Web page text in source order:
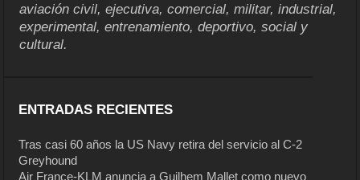
aviación civil, ejecutiva, comercial, militar, industrial,
experimental, entrenamiento, deportivo, social y
cultural.
ENTRADAS RECIENTES
Tras casi 60 años la US Navy retira del servicio al C-2
Greyhound
Air France-KLM anuncia a Guilhem Mallet como nuevo